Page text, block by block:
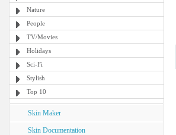
Nature
People
TV/Movies
Holidays
Sci-Fi
Stylish
Top 10
Skin Maker
Skin Documentation